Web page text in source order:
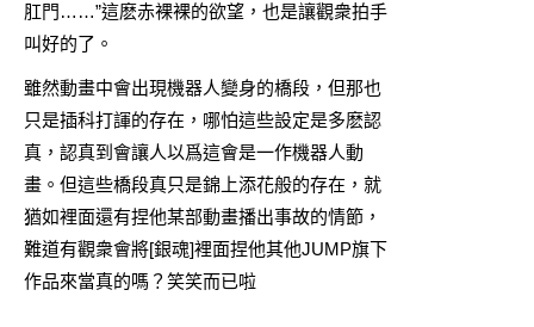
肛門……”這麽赤裸裸的欲望，也是讓觀衆拍手
叫好的了。
雖然動畫中會出現機器人變身的橋段，但那也
只是插科打諢的存在，哪怕這些設定是多麽認
真，認真到會讓人以爲這會是一作機器人動
畫。但這些橋段真只是錦上添花般的存在，就
猶如裡面還有捏他某部動畫播出事故的情節，
難道有觀衆會將[銀魂]裡面捏他其他JUMP旗下
作品來當真的嗎？笑笑而已啦